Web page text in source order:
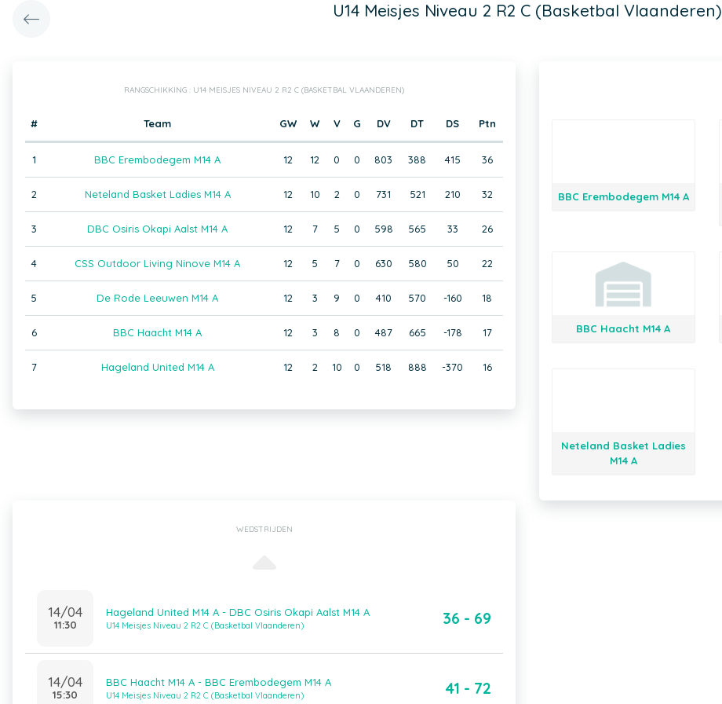
U14 Meisjes Niveau 2 R2 C (Basketbal Vlaanderen)
RANGSCHIKKING : U14 MEISJES NIVEAU 2 R2 C (BASKETBAL VLAANDEREN)
# Team GW W V G DV DT DS Ptn
1 BBC Erembodegem M14 A 12 12 0 0 803 388 415 36
2 Neteland Basket Ladies M14 A 12 10 2 0 731 521 210 32
3 DBC Osiris Okapi Aalst M14 A 12 7 5 0 598 565 33 26
4 CSS Outdoor Living Ninove M14 A 12 5 7 0 630 580 50 22
5 De Rode Leeuwen M14 A 12 3 9 0 410 570 -160 18
6 BBC Haacht M14 A 12 3 8 0 487 665 -178 17
7 Hageland United M14 A 12 2 10 0 518 888 -370 16
BBC Erembodegem M14 A
BBC Haacht M14 A
Neteland Basket Ladies
M14 A
WEDSTRIJDEN
14/04
11:30
Hageland United M14 A - DBC Osiris Okapi Aalst M14 A
U14 Meisjes Niveau 2 R2 C (Basketbal Vlaanderen) 36 - 69
14/04
15:30
BBC Haacht M14 A - BBC Erembodegem M14 A
U14 Meisjes Niveau 2 R2 C (Basketbal Vlaanderen) 41 - 72